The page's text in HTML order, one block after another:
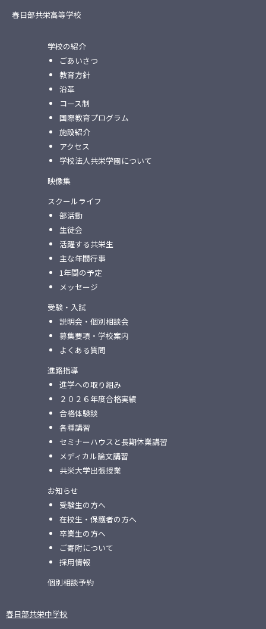
春日部共栄高等学校
学校の紹介
ごあいさつ
教育方針
沿革
コース制
国際教育プログラム
施設紹介
アクセス
学校法人共栄学園について
映像集
スクールライフ
部活動
生徒会
活躍する共栄生
主な年間行事
1年間の予定
メッセージ
受験・入試
説明会・個別相談会
募集要項・学校案内
よくある質問
進路指導
進学への取り組み
２０２６年度合格実績
合格体験談
各種講習
セミナーハウスと⻑期休業講習
メディカル論⽂講習
共栄⼤学出張授業
お知らせ
受験生の方へ
在校生・保護者の方へ
卒業生の方へ
ご寄附について
採用情報
個別相談予約
春日部共栄中学校